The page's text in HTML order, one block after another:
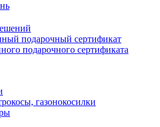
подарочный сертификат
газонокосилки